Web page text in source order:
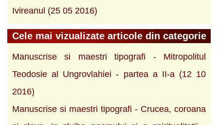
Ivireanul (25 05 2016)
Cele mai vizualizate articole din categorie
Manuscrise si maestri tipografi - Mitropolitul
Teodosie al Ungrovlahiei - partea a II-a (12 10
2016)
Manuscrise si maestri tipografi - Crucea, coroana